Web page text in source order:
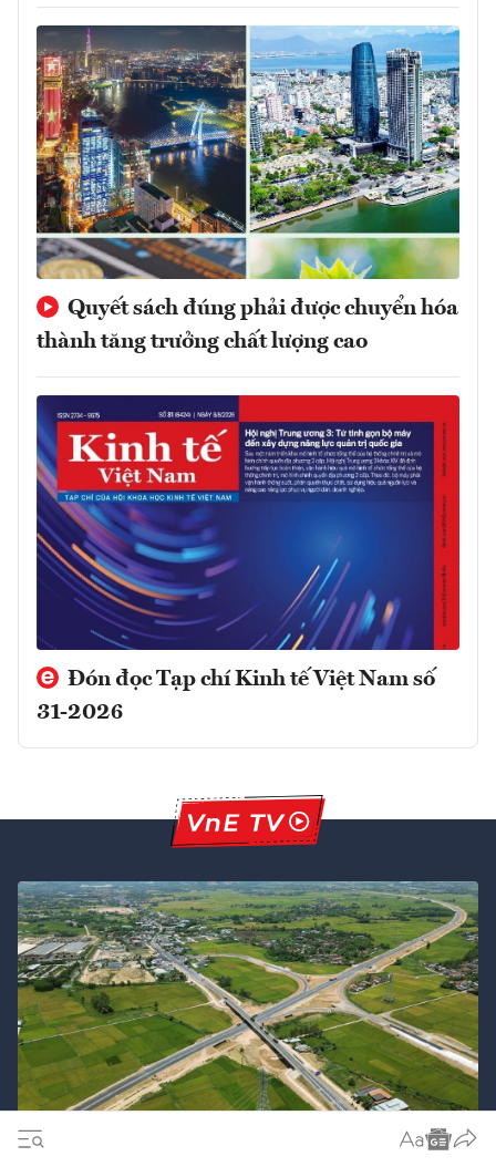
Quyết sách đúng phải được chuyển hóa
thành tăng trưởng chất lượng cao
Đón đọc Tạp chí Kinh tế Việt Nam số
31-2026